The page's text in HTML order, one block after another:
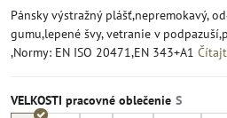
Pánsky výstražný plášť,nepremokavý,
gumu,lepené švy, vetranie v
,Normy: EN ISO 20471,EN 343+A1
VELKOSTI pracovné oblečenie